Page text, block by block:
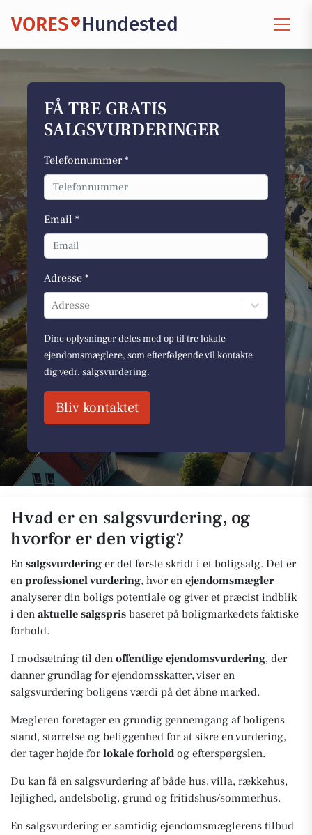
VORES Hundested
FÅ TRE GRATIS
SALGSVURDERINGER
Telefonnummer *
Email *
Adresse *
Adresse
Dine oplysninger deles med op til tre lokale
ejendomsmæglere, som efterfølgende vil kontakte
dig vedr. salgsvurdering.
Bliv kontaktet
Hvad er en salgsvurdering, og
hvorfor er den vigtig?
En salgsvurdering er det første skridt i et boligsalg. Det er
en professionel vurdering, hvor en ejendomsmægler
analyserer din boligs potentiale og giver et præcist indblik
i den aktuelle salgspris baseret på boligmarkedets faktiske
forhold.
I modsætning til den offentlige ejendomsvurdering, der
danner grundlag for ejendomsskatter, viser en
salgsvurdering boligens værdi på det åbne marked.
Mægleren foretager en grundig gennemgang af boligens
stand, størrelse og beliggenhed for at sikre en vurdering,
der tager højde forlokale forhold og efterspørgslen.
Du kan få en salgsvurdering af både hus, villa, rækkehus,
lejlighed, andelsbolig, grund og fritidshus/sommerhus.
En salgsvurdering er samtidig ejendomsmæglerens tilbud